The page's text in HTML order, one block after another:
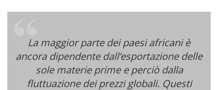
La maggior parte dei paesi africani è
ancora dipendente dall’esportazione delle
sole materie prime e perciò dalla
fluttuazione dei prezzi globali. Questi